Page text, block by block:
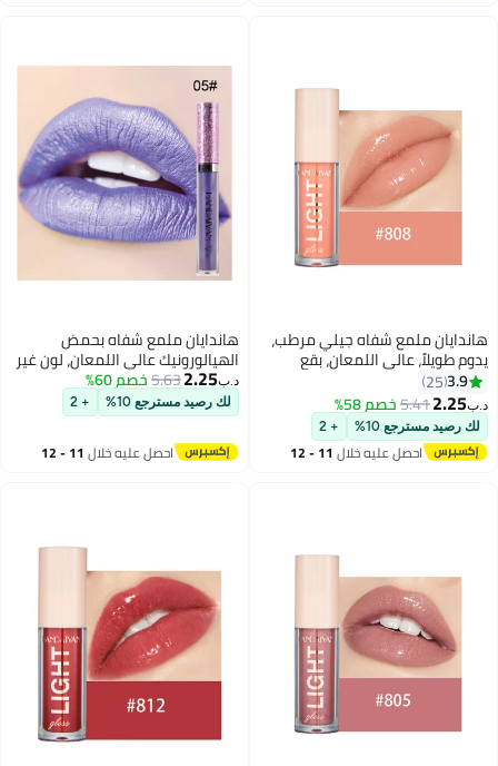
13
هاندايان ملمع شفاه جيلي مرطب،
يدوم طويلاً، عالي اللمعان، بقع
خفيفة، لامع للغاية، بلسم زيت ملون،
معالجة الشفاه، توهج زجاجي،
لمعان، مكياج، لون مشرق، رافع،
العناية بالشفاه للنساء والفتيات
3.9
25
د.ب‏2.25
5.41خصم 58%
لك رصيد مسترجع 10% + 2
احصل عليه خلال 11 - 12
6
هاندايان ملمع شفاه بحمض
الهيالورونيك عالي اللمعان، لون غير
لاصق للشفاه، سائل زيتي لإزالة
البقع، ملمع أحمر شفاه لامع، مرطب
يدوم طويلاً مقاوم للماء للنساء
والفتيات
د.ب‏2.25
5.63خصم 60%
لك رصيد مسترجع 10% + 2
احصل عليه خلال 11 - 12